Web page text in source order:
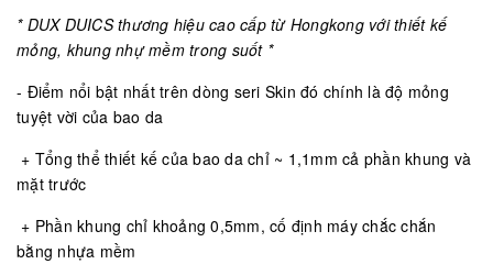
* DUX DUICS thương hiệu cao cấp từ Hongkong với thiết kế
mỏng, khung nhự mềm trong suốt *
- Điểm nổi bật nhất trên dòng seri Skin đó chính là độ mỏng
tuyệt vời của bao da
+ Tổng thể thiết kế của bao da chỉ ~ 1,1mm cả phần khung và
mặt trước
+ Phần khung chỉ khoảng 0,5mm, cố định máy chắc chắn
bằng nhựa mềm